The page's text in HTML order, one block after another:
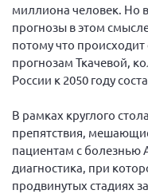
Всероссийская
"Рассеянный
Общероссийская
Алтайский край
Архангельская
миллиона человек. Но
прогнозы в этом
потому что
прогнозам Ткачевой,
России к 2050 году
В рамках круглого
препятствия,
пациентам с болезнью
диагностика, при
продвинутых стадиях